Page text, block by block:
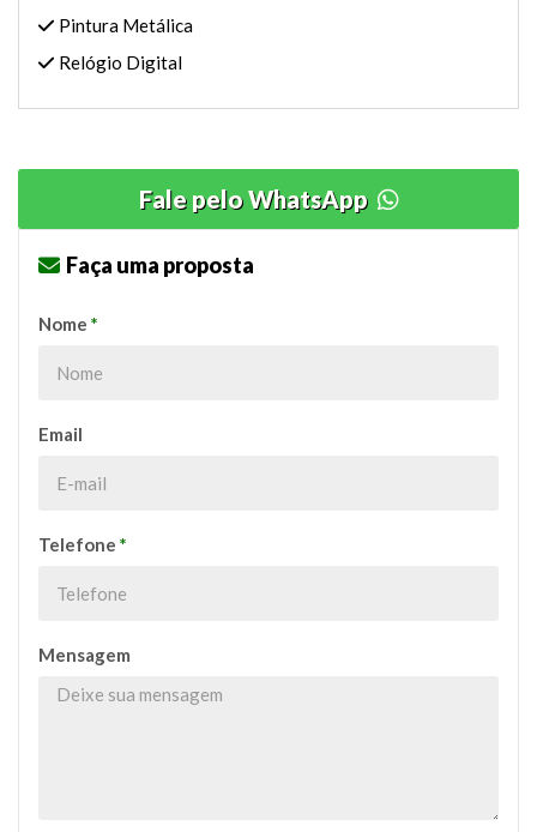
Pintura Metálica
Relógio Digital
Fale pelo WhatsApp
Faça uma proposta
Nome *
Email
Telefone *
Mensagem